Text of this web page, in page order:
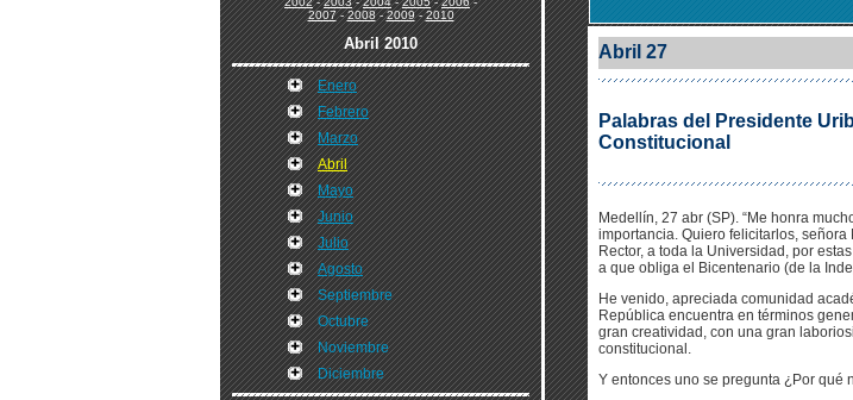
2007-2008-2009-2010
Abril 2010
Enero
Febrero
Marzo
Abril
Mayo
Junio
Julio
Agosto
Septiembre
Octubre
Noviembre
Diciembre
Abril 27
Palabras del Presidente
Constitucional
Medellín, 27 abr (SP). “Me honra
importancia. Quiero felicitarlos,
Rector, a toda la Universidad, por
a que obliga el Bicentenario (de la
He venido, apreciada comunidad
República encuentra en términos
gran creatividad, con una gran
constitucional.
Y entonces uno se pregunta ¿Por qué